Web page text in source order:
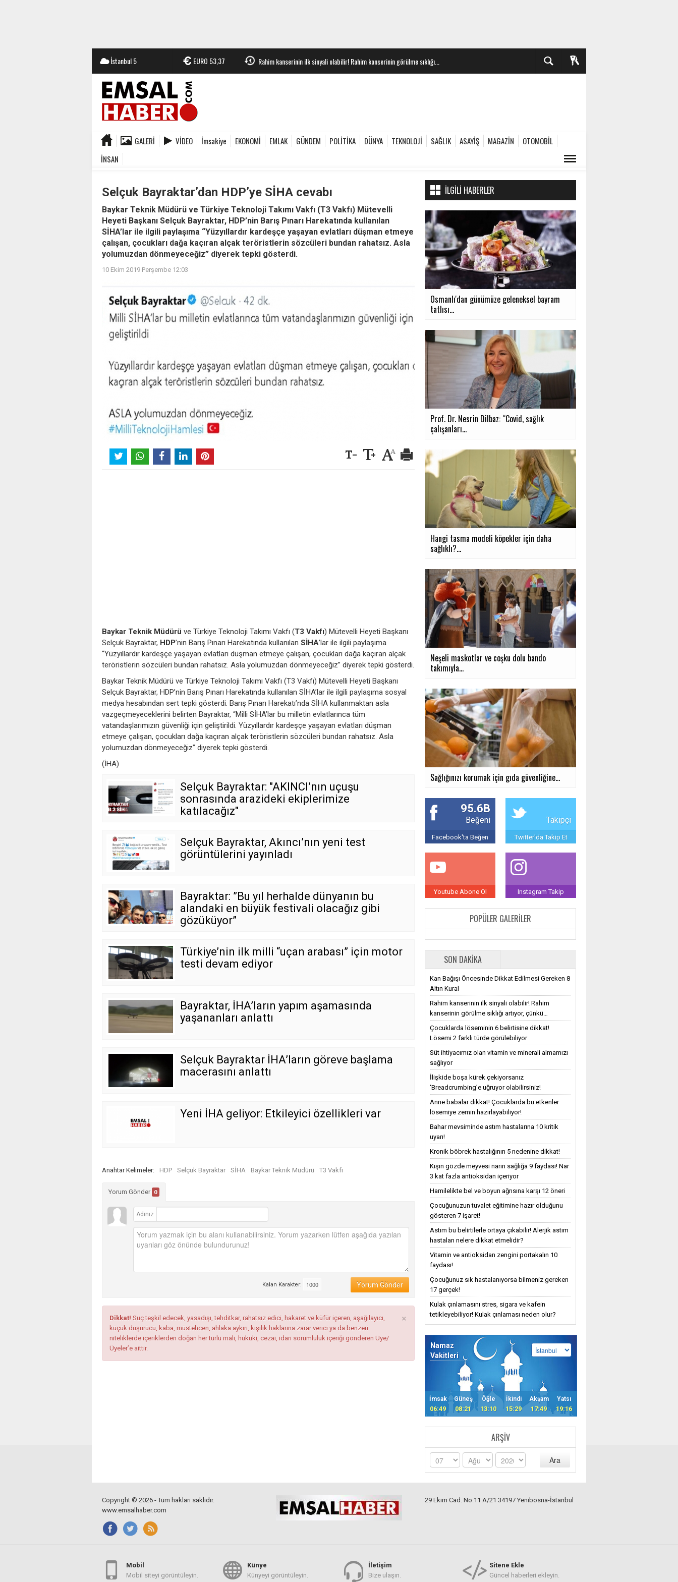
İstanbul5 EURO 53,37 Rahim kanserinin ilk sinyali olabilir! Rahim kanserinin görülme sıklığı...
GALERI VIDEO İmsakiye EKONOMİ EMLAK GÜNDEM POLİTİKA DÜNYA TEKNOLOJİ SAĞLIK ASAYİŞ MAGAZİN
OTOMOBİL
İNSAN
Selçuk Bayraktar’dan HDP’ye SİHA cevabı
Baykar Teknik Müdürü ve Türkiye Teknoloji Takımı Vakfı (T3 Vakfı) Mütevelli
Heyeti Başkanı Selçuk Bayraktar, HDP’nin Barış Pınarı Harekatında kullanılan
SİHA’lar ile ilgili paylaşıma “Yüzyıllardır kardeşçe yaşayan evlatları düşman etmeye
çalışan, çocukları dağa kaçıran alçak teröristlerin sözcüleri bundan rahatsız. Asla
yolumuzdan dönmeyeceğiz” diyerek tepki gösterdi.
10 Ekim 2019 Perşembe 12:03
Baykar Teknik Müdürü ve Türkiye Teknoloji Takımı Vakfı (T3 Vakfı) Mütevelli Heyeti Başkanı
Selçuk Bayraktar, HDP’nin Barış Pınarı Harekatında kullanılan SİHA’lar ile ilgili paylaşıma
“Yüzyıllardır kardeşçe yaşayan evlatları düşman etmeye çalışan, çocukları dağa kaçıran alçak
teröristlerin sözcüleri bundan rahatsız. Asla yolumuzdan dönmeyeceğiz” diyerek tepki gösterdi.
Baykar Teknik Müdürü ve Türkiye Teknoloji Takımı Vakfı (T3 Vakfı) Mütevelli Heyeti Başkanı
Selçuk Bayraktar, HDP’nin Barış Pınarı Harekatında kullanılan SİHA’lar ile ilgili paylaşıma sosyal
medya hesabından sert tepki gösterdi. Barış Pınarı Harekatı’nda SİHA kullanmaktan asla
vazgeçmeyeceklerini belirten Bayraktar, “Milli SİHA’lar bu milletin evlatlarınca tüm
vatandaşlarımızın güvenliği için geliştirildi. Yüzyıllardır kardeşçe yaşayan evlatları düşman
etmeye çalışan, çocukları dağa kaçıran alçak teröristlerin sözcüleri bundan rahatsız. Asla
yolumuzdan dönmeyeceğiz” diyerek tepki gösterdi.
(İHA)
Selçuk Bayraktar: "AKINCI’nın uçuşu
sonrasında arazideki ekiplerimize
katılacağız"
Selçuk Bayraktar, Akıncı’nın yeni test
görüntülerini yayınladı
Bayraktar: ”Bu yıl herhalde dünyanın bu
alandaki en büyük festivali olacağız gibi
gözüküyor”
Türkiye’nin ilk milli “uçan arabası” için motor
testi devam ediyor
Bayraktar, İHA’ların yapım aşamasında
yaşananları anlattı
Selçuk Bayraktar İHA’ların göreve başlama
macerasını anlattı
Yeni İHA geliyor: Etkileyici özellikleri var
Anahtar Kelimeler: HDP Selçuk Bayraktar SİHA Baykar Teknik Müdürü T3 Vakfı
Yorum Gönder 0
Adınız
Yorum Gönder
Kalan Karakter:
×
Dikkat! Suç teşkil edecek, yasadışı, tehditkar, rahatsız edici, hakaret ve küfür içeren, aşağılayıcı,
küçük düşürücü, kaba, müstehcen, ahlaka aykırı, kişilik haklarına zarar verici ya da benzeri
niteliklerde içeriklerden doğan her türlü mali, hukuki, cezai, idari sorumluluk içeriği gönderen Üye/
Üyeler’e aittir.
İLGILI HABERLER
Osmanlı'dan günümüze geleneksel bayram
tatlısı...
Prof. Dr. Nesrin Dilbaz: “Covid, sağlık
çalışanları...
Hangi tasma modeli köpekler için daha
sağlıklı?...
Neşeli maskotlar ve coşku dolu bando
takımıyla...
Sağlığınızı korumak için gıda güvenliğine...
95.6B
Beğeni
Facebook'ta Beğen
Takipçi
Twitter'da Takip Et
Youtube Abone Ol Instagram Takip
POPÜLER GALERILER
SON DAKIKA
Kan Bağışı Öncesinde Dikkat Edilmesi Gereken 8
Altın Kural
Rahim kanserinin ilk sinyali olabilir! Rahim
kanserinin görülme sıklığı artıyor, çünkü…
Çocuklarda löseminin 6 belirtisine dikkat!
Lösemi 2 farklı türde görülebiliyor
Süt ihtiyacımız olan vitamin ve minerali almamızı
sağlıyor
İlişkide boşa kürek çekiyorsanız
‘Breadcrumbing’e uğruyor olabilirsiniz!
Anne babalar dikkat! Çocuklarda bu etkenler
lösemiye zemin hazırlayabiliyor!
Bahar mevsiminde astım hastalarına 10 kritik
uyarı!
Kronik böbrek hastalığının 5 nedenine dikkat!
Kışın gözde meyvesi narın sağlığa 9 faydası! Nar
3 kat fazla antioksidan içeriyor
Hamilelikte bel ve boyun ağrısına karşı 12 öneri
Çocuğunuzun tuvalet eğitimine hazır olduğunu
gösteren 7 işaret!
Astım bu belirtilerle ortaya çıkabilir! Alerjik astım
hastaları nelere dikkat etmelidir?
Vitamin ve antioksidan zengini portakalın 10
faydası!
Çocuğunuz sık hastalanıyorsa bilmeniz gereken
17 gerçek!
Kulak çınlamasını stres, sigara ve kafein
tetikleyebiliyor! Kulak çınlaması neden olur?
Namaz
Vakitleri
İmsak Güneş Öğle İkindi Akşam Yatsı
06:49 08:21 13:10 15:29 17:49 19:16
ARŞIV
Ara
Copyright © 2026 - Tüm hakları saklıdır.
www.emsalhaber.com
29 Ekim Cad. No:11 A/21 34197 Yenibosna-İstanbul
Mobil
Mobil siteyi görüntüleyin.
Künye
Künyeyi görüntüleyin.
İletişim
Bize ulaşın.
Sitene Ekle
Güncel haberleri ekleyin.